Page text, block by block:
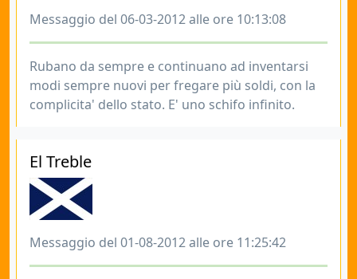
Messaggio del 06-03-2012 alle ore 10:13:08
Rubano da sempre e continuano ad inventarsi
modi sempre nuovi per fregare più soldi, con la
complicita' dello stato. E' uno schifo infinito.
El Treble
Messaggio del 01-08-2012 alle ore 11:25:42